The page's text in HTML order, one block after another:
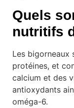
Quels
nutritifs
Les bigorneaux
protéines, et
calcium et des
antioxydants
oméga-6.